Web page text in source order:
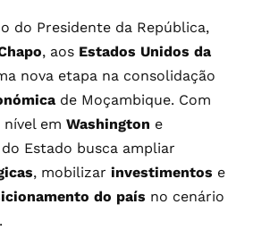
do Presidente da República,
, aos Estados Unidos da
nova etapa na consolidação
de Moçambique. Com
em Washington e
Estado busca ampliar
, mobilizar investimentos e
do país no cenário